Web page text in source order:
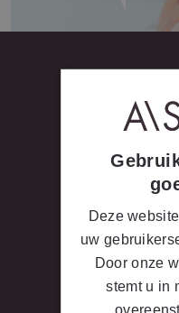
Volg ons
Deze
uw
Door onze
stemt u in